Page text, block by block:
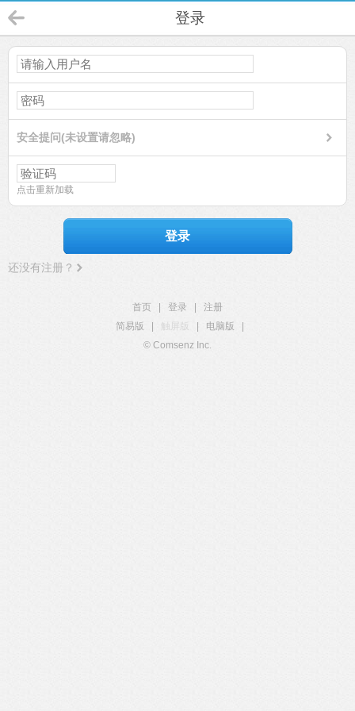
登录
安全提问(未设置请忽略)
点击重新加载
登录
还没有注册？
首页 登录
注册
简易版
触屏版 电脑版
© Comsenz Inc.